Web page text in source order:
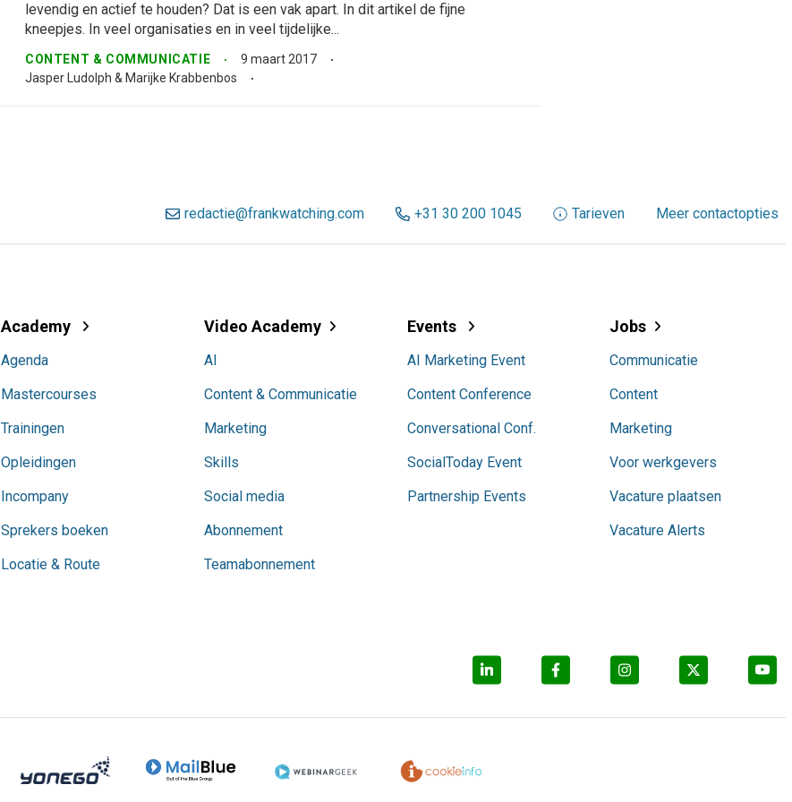
levendig en actief te houden? Dat is een vak apart. In dit artikel de fijne
kneepjes. In veel organisaties en in veel tijdelijke...
CONTENT & COMMUNICATIE
9 maart 2017
Jasper Ludolph & Marijke Krabbenbos
redactie@frankwatching.com +31 30 200 1045 Tarieven Meer contactopties
Academy
Agenda
Mastercourses
Trainingen
Opleidingen
Incompany
Sprekers boeken
Locatie & Route
Video Academy
AI
Content & Communicatie
Marketing
Skills
Social media
Abonnement
Teamabonnement
Events
AI Marketing Event
Content Conference
Conversational Conf.
SocialToday Event
Partnership Events
Jobs
Communicatie
Content
Marketing
Voor werkgevers
Vacature plaatsen
Vacature Alerts